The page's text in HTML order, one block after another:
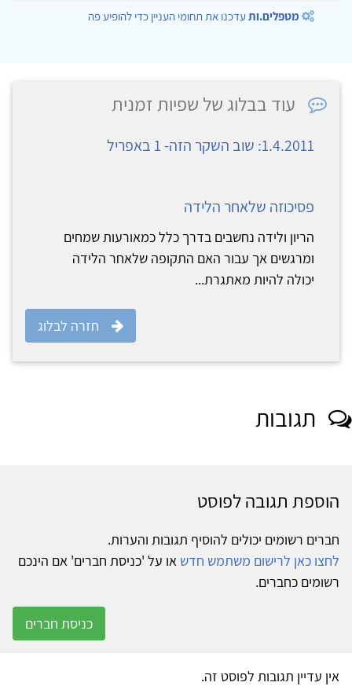
מטפלים.ותעדכנו את תחומי העניין כדי להופיע פה
עוד בבלוג של שפיות זמנית
1.4.2011: שוב השקר הזה- 1 באפריל
פסיכוזה שלאחר הלידה
הריון ולידה נחשבים בדרך כלל כמאורעות שמחים
ומרגשים אך עבור האם התקופה שלאחר הלידה
יכולה להיות מאתגרת...
חזרה לבלוג
תגובות
הוספת תגובה לפוסט
חברים רשומים יכולים להוסיף תגובות והערות.
לחצו כאן לרישום משתמש חדש או על 'כניסת חברים' אם הינכם
רשומים כחברים.
כניסת חברים
אין עדיין תגובות לפוסט זה.